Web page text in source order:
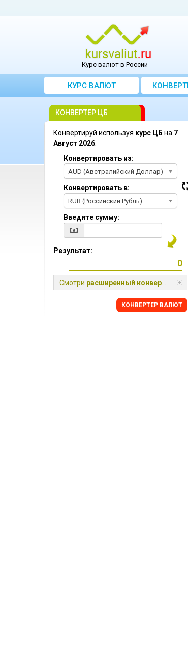
Курс валют в России
КУРС ВАЛЮТ
КОНВЕРТЕР ЦБ
Конвертируй используя курс ЦБ на 7
Август 2026:
Конвертировать из:
AUD (Австралийский Доллар)
Конвертировать в:
RUB (Российский Рубль)
Введите сумму:
Результат:
Смотри расширенный конвертер
КОНВЕРТЕР ВАЛЮТ